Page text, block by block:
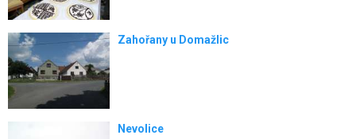
Zahořany u Domažlic
Nevolice